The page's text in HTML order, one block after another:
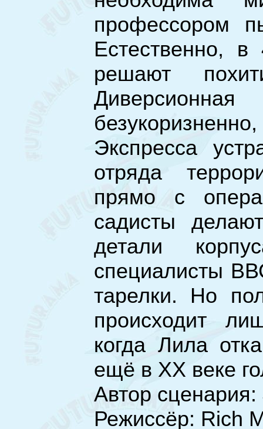
профессором
Естественно,
решают
Экспресса
отряда
прямо с
садисты
детали
специалисты
тарелки. Но
происходит
когда Лила
ещё в ХХ веке
Автор
Режиссёр: Rich